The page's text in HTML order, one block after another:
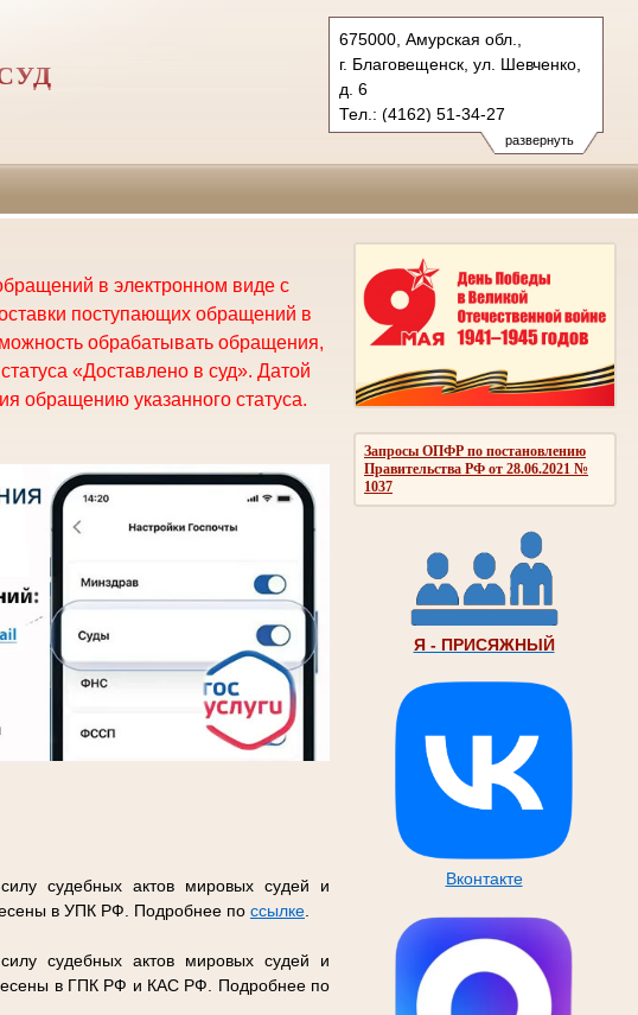
развернуть
675000, Амурская обл.,
г. Благовещенск, ул. Шевченко,
д. 6
Тел.: (4162) 51-34-27
oblsud.amr@sudrf.ru
Запросы ОПФР по постановлению
Правительства РФ от 28.06.2021 №
1037
Я - ПРИСЯЖНЫЙ
Вконтакте
в электронном виде с
поступающих обращений в
обрабатывать обращения,
«Доставлено в суд». Датой
обращению указанного статуса.
судебных актов мировых судей и
в УПК РФ. Подробнее по ссылке.
судебных актов мировых судей и
в ГПК РФ и КАС РФ. Подробнее по